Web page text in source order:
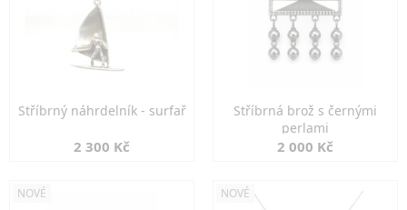
Stříbrný náhrdelník - surfař
2 300 Kč
Stříbrná brož s černými
perlami
2 000 Kč
NOVÉ NOVÉ